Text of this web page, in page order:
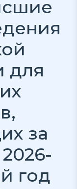
для
за
год